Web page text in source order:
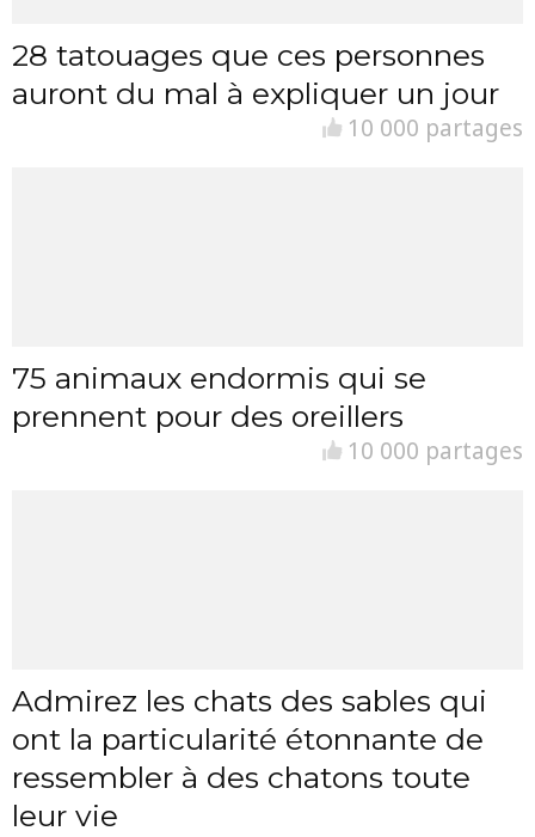
28 tatouages que ces personnes
auront du mal à expliquer un jour
10 000 partages
75 animaux endormis qui se
prennent pour des oreillers
10 000 partages
Admirez les chats des sables qui
ont la particularité étonnante de
ressembler à des chatons toute
leur vie